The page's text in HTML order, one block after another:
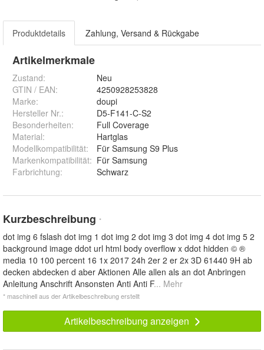
Produktdetails Zahlung, Versand & Rückgabe
Artikelmerkmale
Zustand:
Neu
GTIN / EAN:
4250928253828
Marke:
doupi
Hersteller Nr.:
D5-F141-C-S2
Besonderheiten:
Full Coverage
Material:
Hartglas
Modellkompatibilität:
Für Samsung S9 Plus
Markenkompatibilität: Für Samsung
Farbrichtung: Schwarz
Kurzbeschreibung *
dot img 6 fslash dot img 1 dot img 2 dot img 3 dot img 4 dot img 5 2
background image ddot url html body overflow x ddot hidden © ®
media 10 100 percent 16 1x 2017 24h 2er 2 er 2x 3D 61440 9H ab
decken abdecken d aber Aktionen Alle allen als an dot Anbringen
Anleitung Anschrift Ansonsten Anti Anti F... Mehr
* maschinell aus der Artikelbeschreibung erstellt
Artikelbeschreibung anzeigen